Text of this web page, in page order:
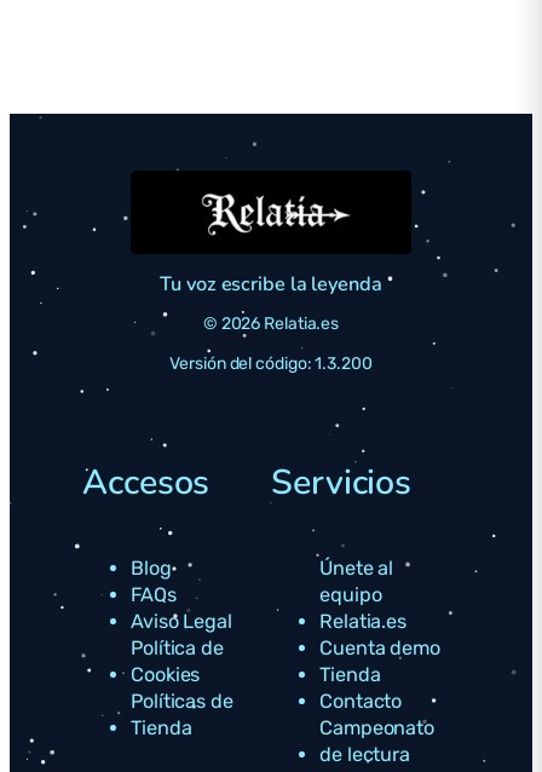
Tu voz escribe la leyenda
© 2026 Relatia.es
Versión del código: 1.3.200
Accesos
Blog
FAQs
Aviso Legal
Política de
Cookies
Políticas de
Tienda
Servicios
Únete al
equipo
Relatia.es
Cuenta demo
Tienda
Contacto
Campeonato
de lectura